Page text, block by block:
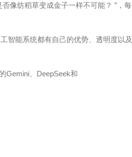
像纺稻草变成金子一样不可能？ ”，每
智能系统都有自己的优势、透明度以及
Gemini、DeepSeek和